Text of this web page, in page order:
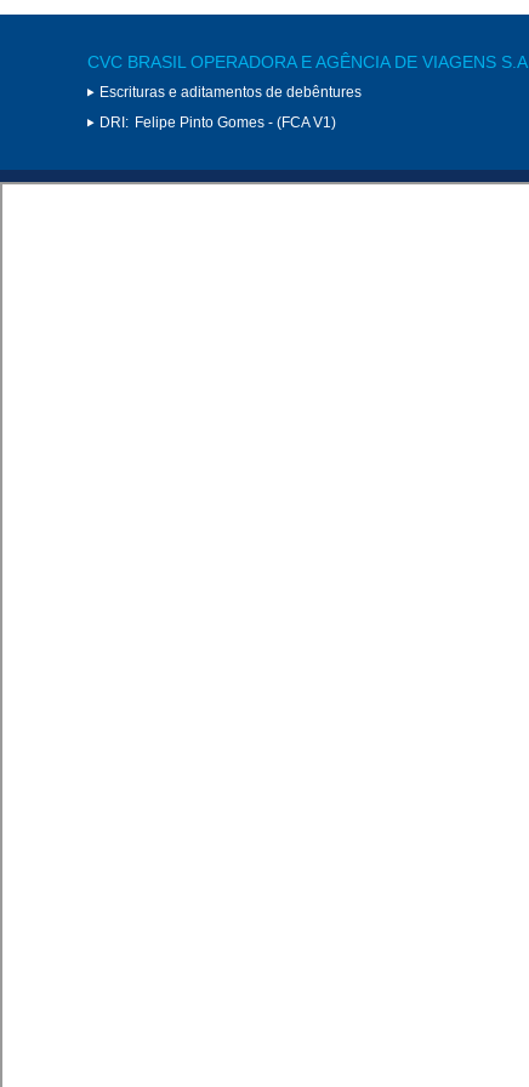
CVC BRASIL OPERADORA E AGÊNCIA DE VIAGENS S.A.
Escrituras e aditamentos de debêntures
DRI: Felipe Pinto Gomes - (FCA V1)